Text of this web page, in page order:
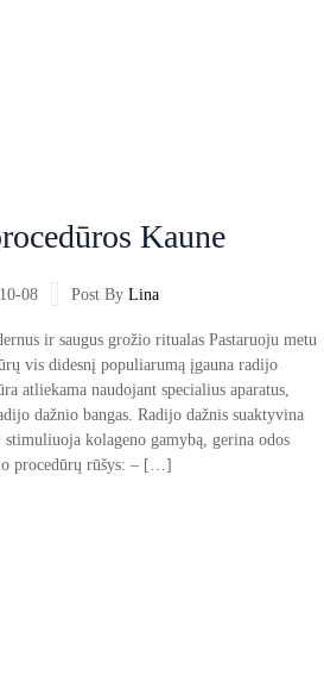
08 Post By Lina
Kaune
ir saugus grožio ritualas Pastaruoju metu
vis didesnį populiarumą įgauna radijo
atliekama naudojant specialius aparatus,
dažnio bangas. Radijo dažnis suaktyvina
stimuliuoja kolageno gamybą, gerina odos
procedūrų rūšys: – […]